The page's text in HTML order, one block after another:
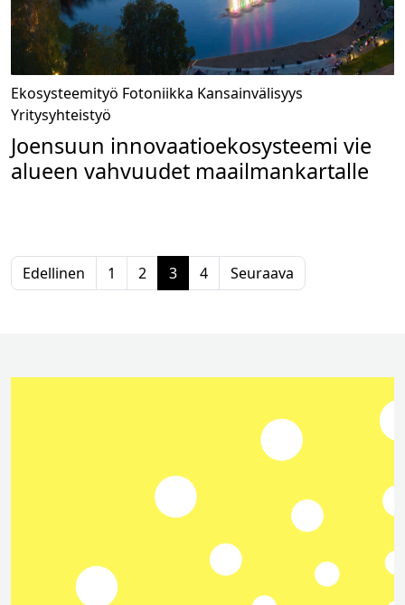
Ekosysteemityö Fotoniikka Kansainvälisyys
Yritysyhteistyö
Joensuun innovaatioekosysteemi vie
alueen vahvuudet maailmankartalle
Edellinen 1 2 3 4 Seuraava